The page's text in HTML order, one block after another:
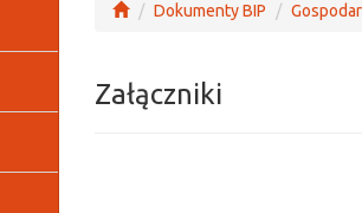
Dokumenty BIP
Załączniki